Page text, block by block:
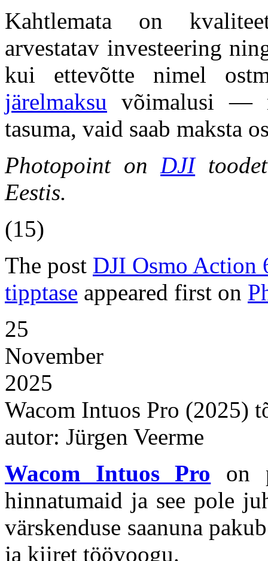
Kahtlemata on
arvestatav investeering
kui ettevõtte nimel
järelmaksu võimalusi —
tasuma, vaid saab maksta
Photopoint onDJI
Eestis.
(15)
The post DJI Osmo Action
tipptase appeared first on
25
November
2025
Wacom Intuos Pro (2025)
autor: Jürgen Veerme
Wacom Intuos Pro on
hinnatumaid ja see pole
värskenduse saanuna
ja kiiret töövoogu.